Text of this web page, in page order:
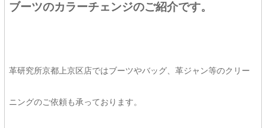
ブーツのカラーチェンジのご紹介です。
革研究所京都上京区店ではブーツやバッグ、革ジャン等のクリー
ニングのご依頼も承っております。